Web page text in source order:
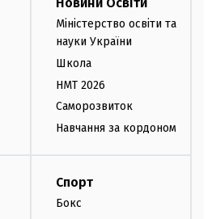
Міністерство освіти та
науки України
Школа
НМТ 2026
Саморозвиток
Навчання за кордоном
Спорт
Бокс